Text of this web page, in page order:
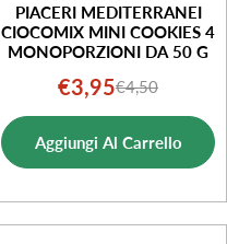
PIACERI MEDITERRANEI
CIOCOMIX MINI COOKIES 4
MONOPORZIONI DA 50 G
Prezzo
di
vendita
€3,95Prezzo
normale
€4,50
Aggiungi Al Carrello